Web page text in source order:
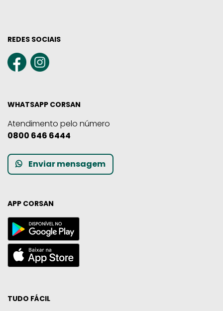
REDES SOCIAIS
WHATSAPP CORSAN
Atendimento pelo número
0800 646 6444
Enviar mensagem
APP CORSAN
TUDO FÁCIL